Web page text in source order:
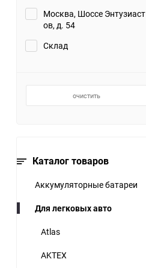
Москва, Шоссе Энтузиаст
ов, д. 54
Склад
очистить
Каталог товаров
Аккумуляторные батареи
Для легковых авто
Atlas
AKTEX